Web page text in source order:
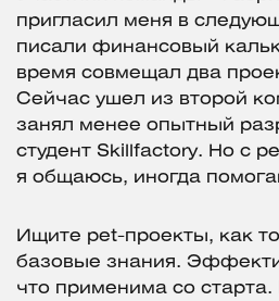
пригласил меня в
писали финансовый
время совмещал два
Сейчас ушел из второй
занял менее опытный
студент Skillfactory. Но с
я общаюсь, иногда
Ищите pet-проекты, как
базовые знания.
что применима со старта.